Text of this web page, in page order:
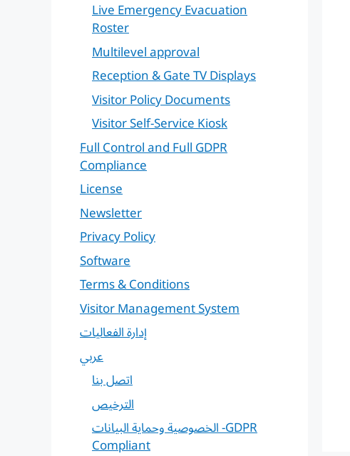
Live Emergency Evacuation
Roster
Multilevel approval
Reception & Gate TV Displays
Visitor Policy Documents
Visitor Self-Service Kiosk
Full Control and Full GDPR
Compliance
License
Newsletter
Privacy Policy
Software
Terms & Conditions
Visitor Management System
إدارة الفعاليات
عربي
اتصل بنا
الترخيص
الخصوصية وحماية البيانات -GDPR
Compliant